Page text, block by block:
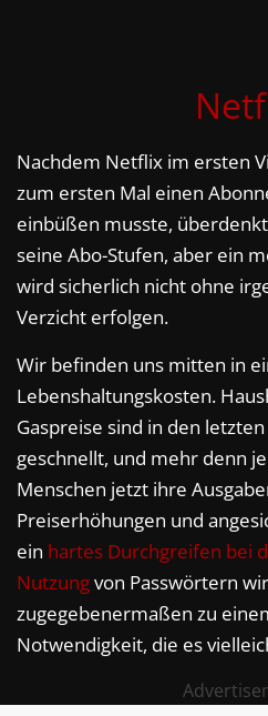
Nachdem Netflix im ersten
zum ersten Mal einen
einbüßen musste,
seine Abo-Stufen, aber ein
wird sicherlich nicht ohne
Verzicht erfolgen.
Wir befinden uns mitten in
Lebenshaltungskosten.
Gaspreise sind in den
geschnellt, und mehr denn
Menschen jetzt ihre
Preiserhöhungen und
ein hartes Durchgreifen bei
Nutzungvon Passwörtern
zugegebenermaßen zu
Notwendigkeit, die es